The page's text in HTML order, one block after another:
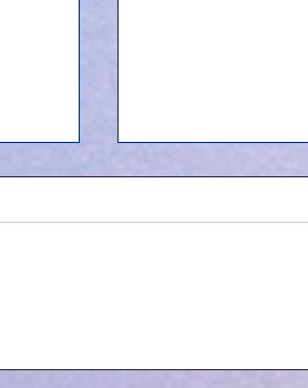
La fille du nord :